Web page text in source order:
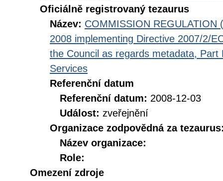
Oficiálně registrovaný tezaurus
Název: COMMISSION REGULATION
2008 implementing Directive 2007/2/
the Council as regards metadata,
Services
Referenční datum
Referenční datum: 2008-12-03
Událost: zveřejnění
Organizace zodpovědná za
Název organizace:
Role:
Omezení zdroje